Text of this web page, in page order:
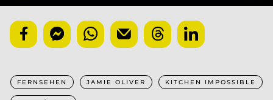
FERNSEHEN JAMIE OLIVER KITCHEN IMPOSSIBLE